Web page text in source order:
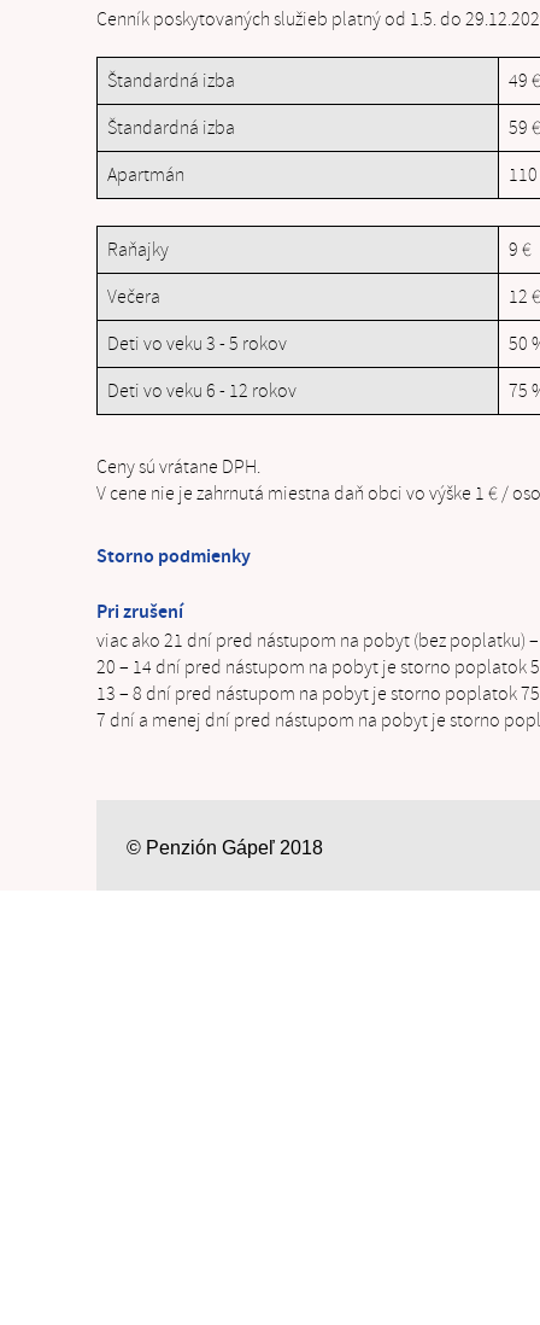
Cenník poskytovaných služieb platný od 1.5. do
Štandardná izba
49
Štandardná izba
59
Apartmán
Raňajky
9 €
Večera
12 €
Deti vo veku 3 - 5 rokov
50
Deti vo veku 6 - 12 rokov
75
Ceny sú vrátane DPH.
V cene nie je zahrnutá miestna daň obci vo výške 1 € /
Storno podmienky
Pri zrušení
viac ako 21 dní pred nástupom na pobyt (bez poplatku)
20 – 14 dní pred nástupom na pobyt je storno poplatok
13 – 8 dní pred nástupom na pobyt je storno poplatok
7 dní a menej dní pred nástupom na pobyt je storno
© Penzión Gápeľ 2018